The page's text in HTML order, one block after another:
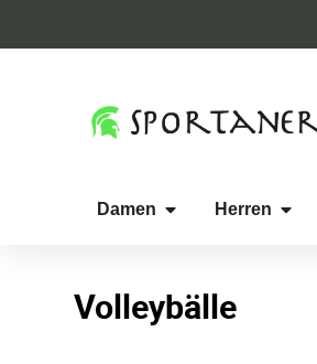
Damen Herren
Volleybälle